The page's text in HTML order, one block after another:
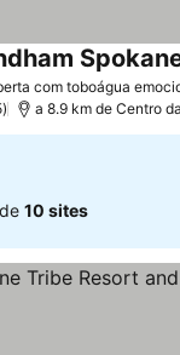
com toboágua
a 8.9 km de Centro
10 sites